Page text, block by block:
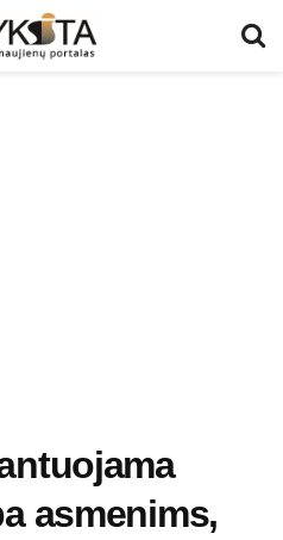
asmenims,